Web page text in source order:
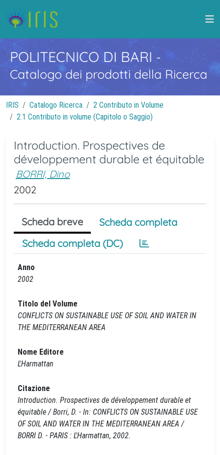
POLITECNICO DI BARI -
Catalogo dei prodotti della Ricerca
IRIS Catalogo Ricerca
2 Contributo in Volume
2.1 Contributo in volume (Capitolo o Saggio)
Introduction. Prospectives de
développement durable et équitable
BORRI, Dino
2002
Scheda breve
Scheda completa
Scheda completa (DC)
Anno
2002
Titolo del Volume
CONFLICTS ON SUSTAINABLE USE OF SOIL AND WATER IN
THE MEDITERRANEAN AREA
Nome Editore
L'Harmattan
Citazione
Introduction. Prospectives de développement durable et
équitable / Borri, D. - In: CONFLICTS ON SUSTAINABLE USE
OF SOIL AND WATER IN THE MEDITERRANEAN AREA /
BORRI D. - PARIS : L'Harmattan, 2002.